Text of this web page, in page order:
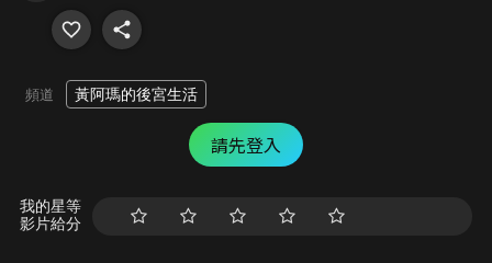
頻道 黃阿瑪的後宮生活
請先登入
我的星等
影片給分